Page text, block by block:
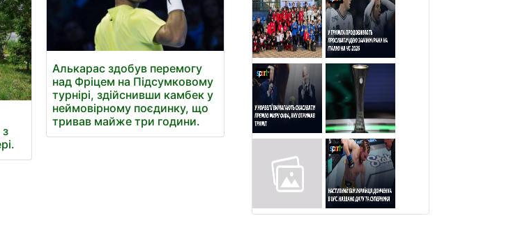
Алькарас здобув перемогу
над Фріцем на Підсумковому
турнірі, здійснивши камбек у
неймовірному поєдинку, що
тривав майже три години.